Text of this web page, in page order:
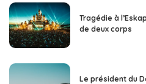
Tragédie à
de deux corps
Le président du